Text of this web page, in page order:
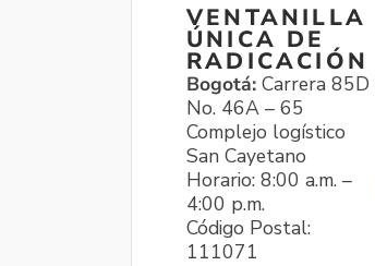
VENTANILLA
ÚNICA DE
RADICACIÓN
Bogotá: Carrera 85D
No. 46A – 65
Complejo logístico
San Cayetano
Horario: 8:00 a.m. –
4:00 p.m.
Código Postal:
111071